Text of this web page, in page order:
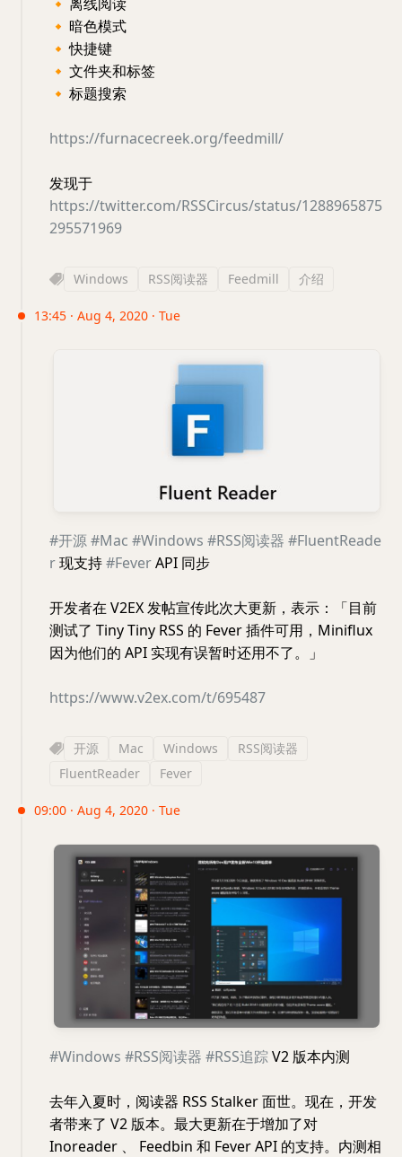
🔸 暗色模式
🔸 快捷键
🔸 文件夹和标签
🔸 标题搜索
https://furnacecreek.org/feedmill/
发现于
https://twitter.com/RSSCircus/status/1288965875
295571969
Windows RSS阅读器 Feedmill 介绍
13:45 · Aug 4, 2020 · Tue
#开源#Mac #Windows #RSS阅读器 #FluentReade
r现支持#FeverAPI 同步
开发者在 V2EX 发帖宣传此次大更新，表示：「目前
测试了 Tiny Tiny RSS 的 Fever 插件可用，Miniflux
因为他们的 API 实现有误暂时还用不了。」
https://www.v2ex.com/t/695487
开源 Mac Windows
RSS阅读器
FluentReader
Fever
09:00 · Aug 4, 2020 · Tue
#Windows #RSS阅读器 #RSS追踪V2 版本内测
去年入夏时，阅读器 RSS Stalker 面世。现在，开发
者带来了 V2 版本。最大更新在于增加了对
Inoreader 、 Feedbin 和 Fever API 的支持。内测相